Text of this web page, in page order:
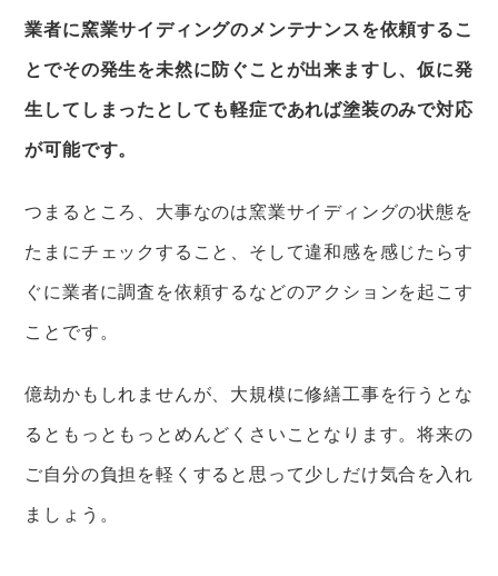
業者に窯業サイディングのメンテナンスを依頼するこ
とでその発生を未然に防ぐことが出来ますし、仮に発
生してしまったとしても軽症であれば塗装のみで対応
が可能です。
つまるところ、大事なのは窯業サイディングの状態を
たまにチェックすること、そして違和感を感じたらす
ぐに業者に調査を依頼するなどのアクションを起こす
ことです。
億劫かもしれませんが、大規模に修繕工事を行うとな
るともっともっとめんどくさいことなります。将来の
ご自分の負担を軽くすると思って少しだけ気合を入れ
ましょう。